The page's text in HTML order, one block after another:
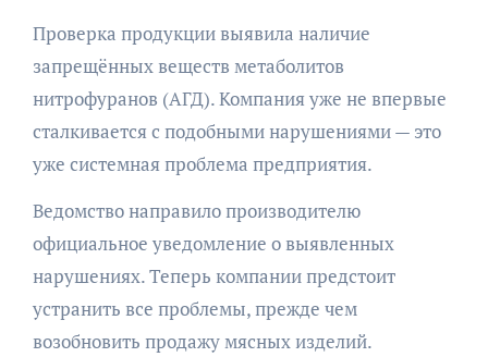
Проверка продукции выявила наличие
запрещённых веществ метаболитов
нитрофуранов (АГД). Компания уже не впервые
сталкивается с подобными нарушениями — это
уже системная проблема предприятия.
Ведомство направило производителю
официальное уведомление о выявленных
нарушениях. Теперь компании предстоит
устранить все проблемы, прежде чем
возобновить продажу мясных изделий.